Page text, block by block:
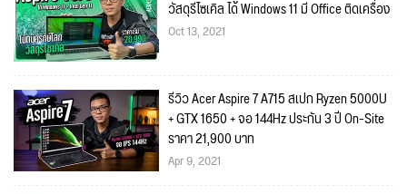
วัสดุรีไซเคิล ได้ Windows 11 มี Office ติดเครื่อง
Oct 13, 2021
รีวิว Acer Aspire 7 A715 สเปก Ryzen 5000U
+ GTX 1650 + จอ 144Hz ประกัน 3 ปี On-Site
ราคา 21,900 บาท
Apr 9, 2021